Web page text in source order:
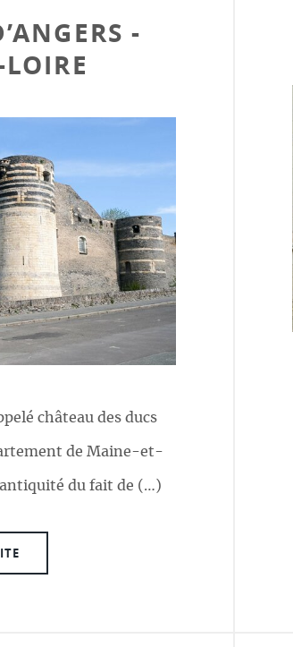
-
château des ducs
de Maine-et-
du fait de (…)